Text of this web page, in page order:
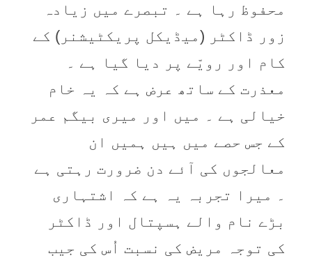
محفوظ رہا ہے ۔ تبصرے میں زیادہ
زور ڈاکٹر (میڈیکل پریکٹیشنر) کے
کام اور رویّے پر دیا گیا ہے ۔
معذرت کے ساتھ عرض ہے کہ یہ خام
خیالی ہے ۔ میں اور میری بیگم عمر
کے جس حصے میں ہیں ہمیں ان
معالجوں کی آئے دن ضرورت رہتی ہے
۔ میرا تجربہ یہ ہے کہ اشتہاری
بڑے نام والے ہسپتال اور ڈاکٹر
کی توجہ مریض کی نسبت اُس کی جیب